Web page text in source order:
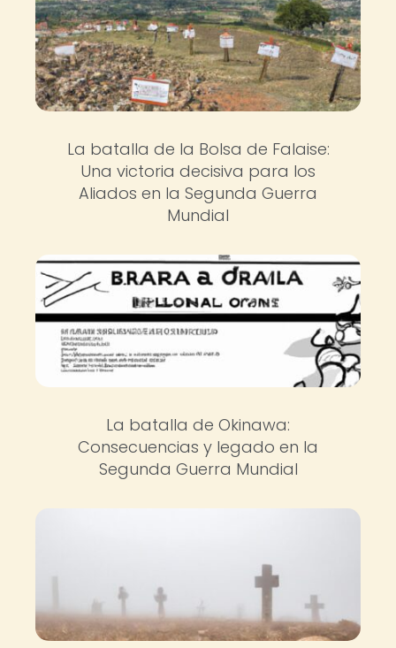
La batalla de la Bolsa de Falaise:
Una victoria decisiva para los
Aliados en la Segunda Guerra
Mundial
La batalla de Okinawa:
Consecuencias y legado en la
Segunda Guerra Mundial